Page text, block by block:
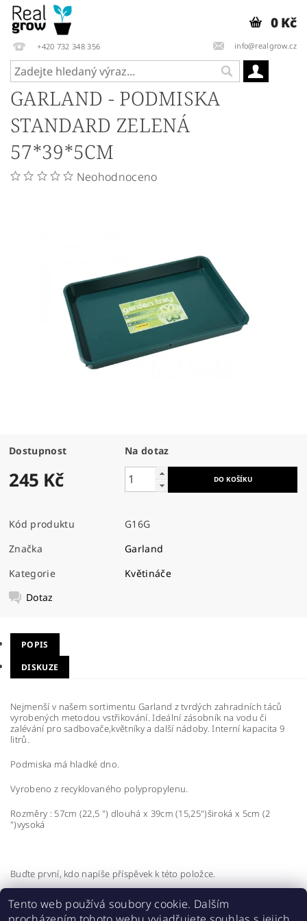
+420 732 348 356 info@realgrow.cz
0 Kč
GARLAND - PODMISKA
STANDARD ZELENÁ
57*39*5CM
Neohodnoceno
Dostupnost Na dotaz
245 Kč
Kód produktu
G16G
Značka
Garland
Kategorie
Květináče
Dotaz
POPIS
DISKUZE
Nejmenší v našem sortimentu Garland z tvrdých zahradních táců
vyrobených metodou vstřikování. Ideální zásobník na vodu či
zalévání pro sadbovače,květníky a další nádoby. Interní kapacita 9
litrů.
Podmiska má hladké dno.
Vyrobeno z recyklovaného polypropylenu.
Rozměry : 57cm (22,5 ") dlouhá x 39cm (15,25")široká x 5cm (2
")vysoká
Buďte první, kdo napíše příspěvek k této položce.
Přidat komentář
Tento web používá soubory cookie. Dalším